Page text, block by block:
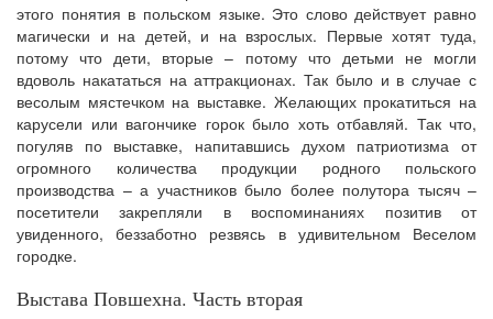
этого понятия в польском языке. Это слово действует равно
магически и на детей, и на взрослых. Первые хотят туда,
потому что дети, вторые – потому что детьми не могли
вдоволь накататься на аттракционах. Так было и в случае с
весолым мястечком на выставке. Желающих прокатиться на
карусели или вагончике горок было хоть отбавляй. Так что,
погуляв по выставке, напитавшись духом патриотизма от
огромного количества продукции родного польского
производства – а участников было более полутора тысяч –
посетители закрепляли в воспоминаниях позитив от
увиденного, беззаботно резвясь в удивительном Веселом
городке.
Выстава Повшехна. Часть вторая